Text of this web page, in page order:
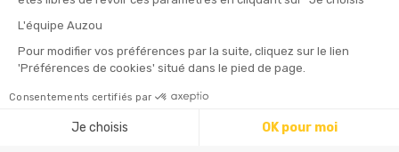
L'équipe Auzou
Pour modifier vos préférences par la suite, cliquez sur le lien
'Préférences de cookies' situé dans le pied de page.
Consentements certifiés par
Je choisis OK pour moi
Ajouter au panier
© 2026 - AUZOU |